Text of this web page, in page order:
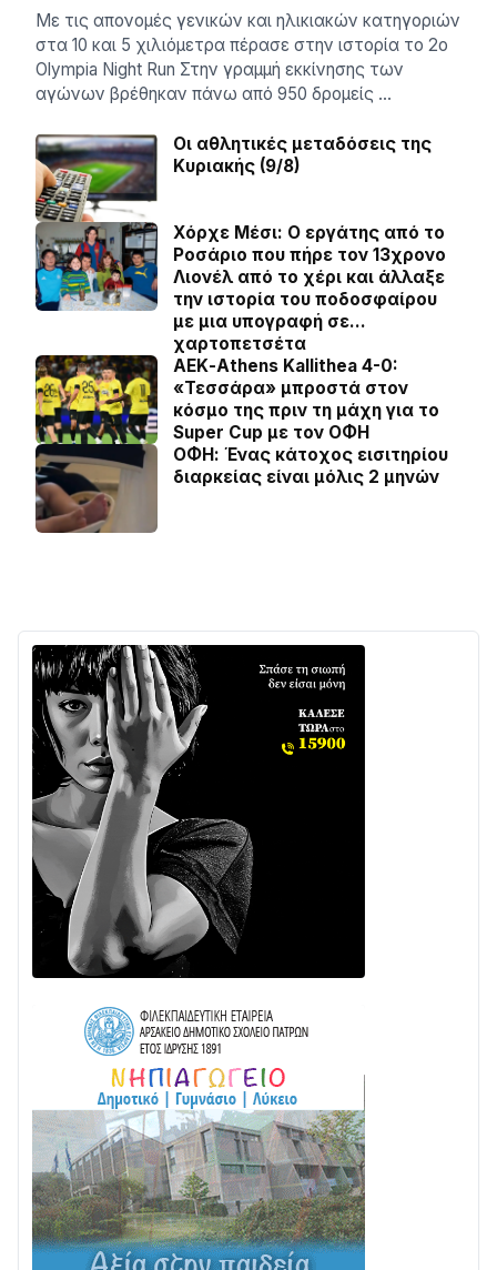
Με τις απονομές γενικών και ηλικιακών κατηγοριών
στα 10 και 5 χιλιόμετρα πέρασε στην ιστορία το 2ο
Olympia Night Run Στην γραμμή εκκίνησης των
αγώνων βρέθηκαν πάνω από 950 δρομείς …
Οι αθλητικές μεταδόσεις της
Κυριακής (9/8)
Χόρχε Μέσι: Ο εργάτης από το
Ροσάριο που πήρε τον 13χρονο
Λιονέλ από το χέρι και άλλαξε
την ιστορία του ποδοσφαίρου
με μια υπογραφή σε…
χαρτοπετσέτα
ΑΕΚ-Athens Kallithea 4-0:
«Τεσσάρα» μπροστά στον
κόσμο της πριν τη μάχη για το
Super Cup με τον ΟΦΗ
ΟΦΗ: Ένας κάτοχος εισιτηρίου
διαρκείας είναι μόλις 2 μηνών